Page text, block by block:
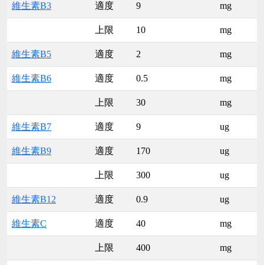
維生素B3 適度 9 mg
上限 10 mg
維生素B5 適度 2 mg
維生素B6 適度 0.5 mg
上限 30 mg
維生素B7 適度 9 ug
維生素B9 適度 170 ug
上限 300 ug
維生素B12 適度 0.9 ug
維生素C 適度 40 mg
上限 400 mg